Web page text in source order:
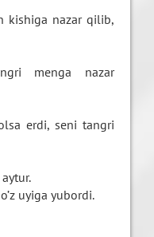
kishiga nazar qilib,
menga nazar
erdi, seni tangri
uyiga yubordi.